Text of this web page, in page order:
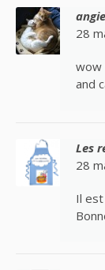
28
wow
and
Les
28
Il